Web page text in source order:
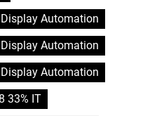
Automation
Automation
Automation
33% IT